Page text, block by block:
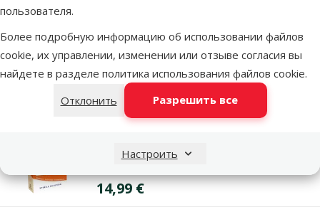
пользователя.
Более подробную информацию об использовании файлов
cookie, их управлении, изменении или отзыве согласия вы
найдете в разделе политика использования файлов cookie.
Отклонить
Разрешить все
Настроить
7,99 €
В наличии В
Protect sol, 10 х 0,6 мл
Цена
14,99 €